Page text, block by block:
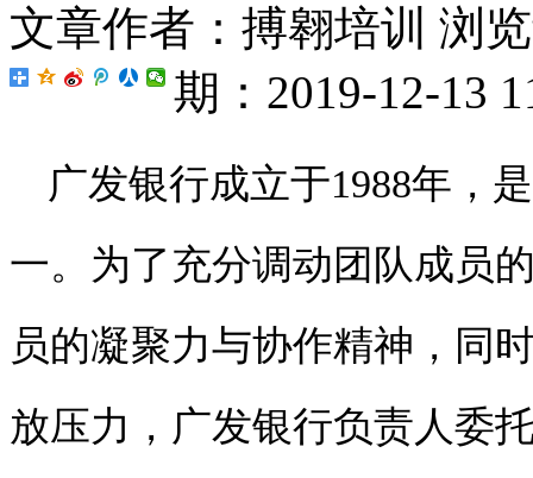
文章作者：搏翱培训 浏
期：2019-12-13
广发银行成立于1988年，
一。为了充分调动团队成员
员的凝聚力与协作精神，同
放压力，广发银行负责人委